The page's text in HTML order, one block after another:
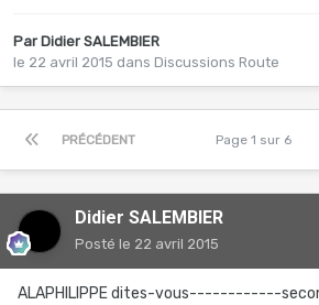
Par Didier SALEMBIER
le 22 avril 2015 dans Discussions Route
PRÉCÉDENT Page 1 sur 6
Didier SALEMBIER
Posté le 22 avril 2015
ALAPHILIPPE dites-vous------------